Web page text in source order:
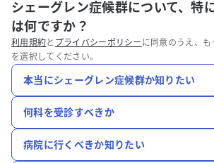
シェーグレン症候群について、特
は何ですか？
利用規約と プライバシーポリシー に同意のうえ、も
を選択してください。
本当にシェーグレン症候群か知りたい
何科を受診すべきか
病院に行くべきか知りたい